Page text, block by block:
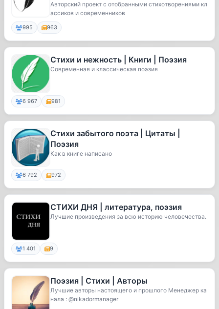
Авторский проект с отобранными стихотворениями кл
ассиков и современников
995 963
Стихи и нежность | Книги | Поэзия
Современная и классическая поэзия
6 967 981
Стихи забытого поэта | Цитаты |
Поэзия
Как в книге написано
6 792 972
СТИХИ ДНЯ | литература, поэзия
Лучшие произведения за всю историю человечества.
1 401 9
Поэзия | Стихи | Авторы
Лучшие авторы настоящего и прошлого Менеджер ка
нала : @nikadormanager